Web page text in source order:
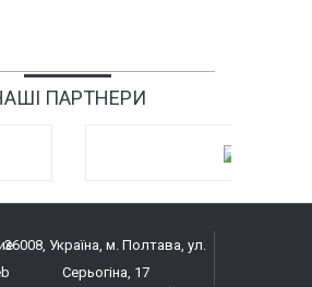
ПАРТНЕРИ
36008, Україна, м. Полтава, ул.
Серьогіна, 17